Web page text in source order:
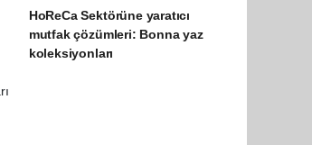
HoReCa Sektörüne yaratıcı
mutfak çözümleri: Bonna yaz
koleksiyonları